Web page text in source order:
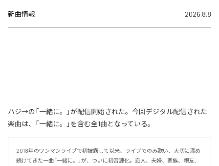
新曲情報 2026.8.8
ハジ→の「一緒に。」が配信開始された。今回デジタル配信された
楽曲は、「一緒に。」を含む全1曲となっている。
2018年のワンマンライブで初披露して以来、ライブでのみ歌い、大切に温め
続けてきた一曲「一緒に。」が、ついに初音源化。恋人、夫婦、家族、親友、